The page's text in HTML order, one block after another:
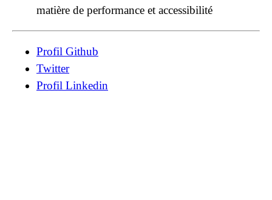
matière de performance et accessibilité
Profil Github
Twitter
Profil Linkedin